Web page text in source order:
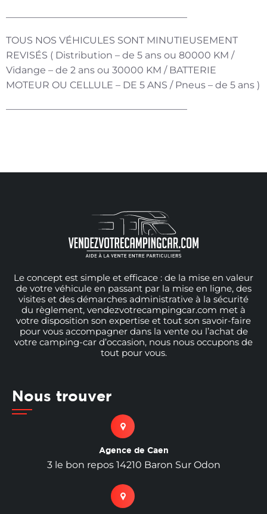
———————————————————
TOUS NOS VÉHICULES SONT MINUTIEUSEMENT
REVISÉS ( Distribution – de 5 ans ou 80000 KM /
Vidange – de 2 ans ou 30000 KM / BATTERIE
MOTEUR OU CELLULE – DE 5 ANS / Pneus – de 5 ans )
———————————————————
Le concept est simple et efficace : de la mise en valeur
de votre véhicule en passant par la mise en ligne, des
visites et des démarches administrative à la sécurité
du règlement, vendezvotrecampingcar.com met à
votre disposition son expertise et tout son savoir-faire
pour vous accompagner dans la vente ou l’achat de
votre camping-car d’occasion, nous nous occupons de
tout pour vous.
Nous trouver
Agence de Caen
3 le bon repos 14210 Baron Sur Odon